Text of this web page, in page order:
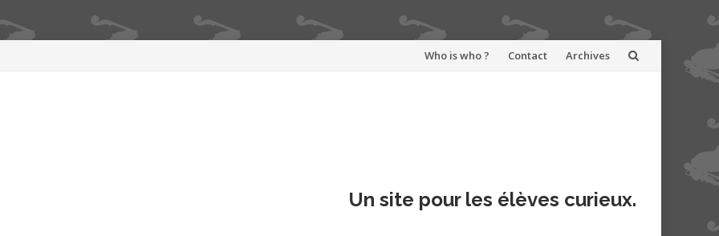
Aller
Who is who ? Contact Archives
Un site pour les élèves curieux.